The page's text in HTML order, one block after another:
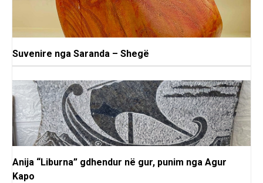
Suvenire nga Saranda – Shegë
Anija “Liburna” gdhendur në gur, punim nga Agur
Kapo